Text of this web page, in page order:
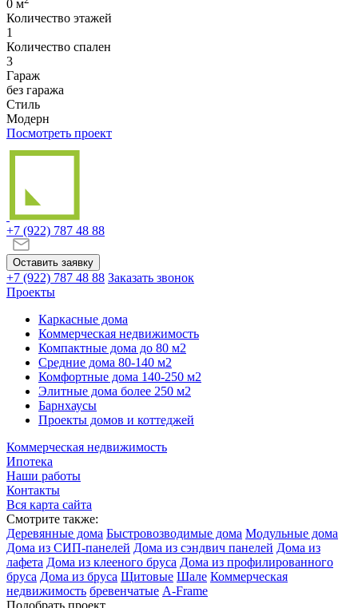
0 м
Количество этажей
1
Количество спален
3
Гараж
без гаража
Стиль
Модерн
Посмотреть проект
+7 (922) 787 48 88
Оставить заявку
+7 (922) 787 48 88 Заказать звонок
Проекты
Каркасные дома
Коммерческая недвижимость
Компактные дома до 80 м2
Средние дома 80-140 м2
Комфортные дома 140-250 м2
Элитные дома более 250 м2
Барнхаусы
Проекты домов и коттеджей
Коммерческая недвижимость
Ипотека
Наши работы
Контакты
Вся карта сайта
Смотрите также:
Деревянные дома Быстровозводимые дома Модульные дома
Дома из СИП-панелей Дома из сэндвич панелей Дома из
лафета Дома из клееного бруса Дома из профилированного
бруса Дома из бруса Щитовые Шале Коммерческая
недвижимость бревенчатые A-Frame